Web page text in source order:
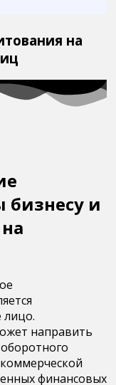
на
и
лицо.
направить
финансовых